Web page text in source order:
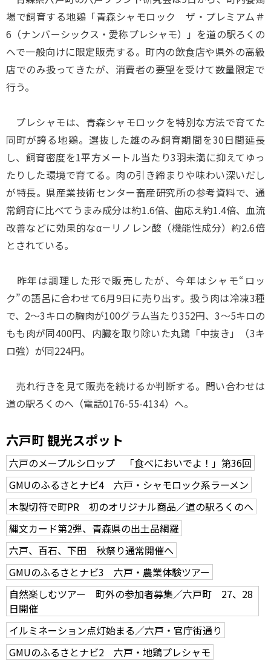
場で飼育する地鶏「青森シャモロック ザ・プレミアム＃
6（ナンバーシックス・愛称プレシャモ）」を道の駅ろくの
へで一般向けに限定販売する。町内の飲食店や県外の高級
店でのみ扱ってきたが、消費者の要望を受けて数量限定で
行う。
プレシャモは、青森シャモロックを特別な方法で育てた
同町が誇る地鶏。選抜した雄のみ飼育期間を30日間延長
し、飼育密度を1平方メートル当たり3羽未満に抑えてゆっ
たりした環境で育てる。肉の引き締まりや味わい深いだし
が特長。県産業技術センター畜産研究所の参考資料で、通
常飼育に比べてうまみ成分は約1.6倍、歯応え約1.4倍、血流
改善などに効果的なα－リノレン酸（機能性成分）約2.6倍
とされている。
昨年は調理した形で販売したが、今年はシャモ“ロッ
ク”の語呂に合わせて6月9日に売り出す。扱う肉は冷凍3種
で、2～3キロの胸肉が100グラム当たり352円、3～5キロの
もも肉が同400円、内臓を取り除いた丸鶏「中抜き」（3キ
ロ強）が同224円。
売れ行きを見て販売を続けるか判断する。問い合わせは
道の駅ろくのへ（電話0176-55-4134）へ。
六戸町 観光スポット
六戸のメープルシロップ 「食べにおいでよ！」第36回
GMUのふるさとナビ4 六戸・シャモロック系ラーメン
木製切符で町PR 初のオリジナル商品／道の駅ろくのへ
縄文カード第2弾、青森県の出土品網羅
六戸、百石、下田 秋祭り通常開催へ
GMUのふるさとナビ3 六戸・農業体験ツアー
自然楽しむツアー 町外の参加者募集／六戸町 27、28
日開催
イルミネーション点灯始まる／六戸・官庁街通り
GMUのふるさとナビ2 六戸・地鶏プレシャモ